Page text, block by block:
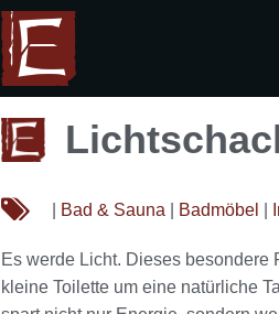
Bad & Sauna Badmöbel
Es werde Licht. Dieses besondere
kleine Toilette um eine natürliche